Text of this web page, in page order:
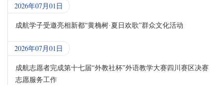
2026年07月01日
成航学子受邀亮相新都“黄桷树·夏日欢歌”群众文化活动
2026年07月01日
成航志愿者完成第十七届“外教社杯”外语教学大赛四川赛区决赛
志愿服务工作